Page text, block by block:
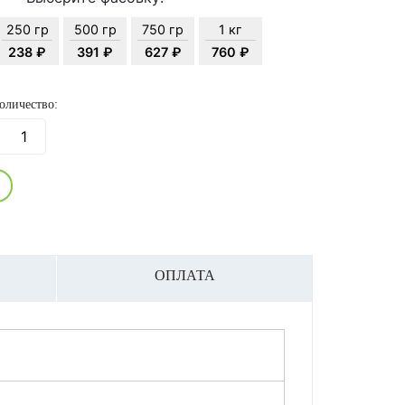
250 гр
238 ₽
500 гр
391 ₽
750 гр
627 ₽
1 кг
760 ₽
ОПЛАТА